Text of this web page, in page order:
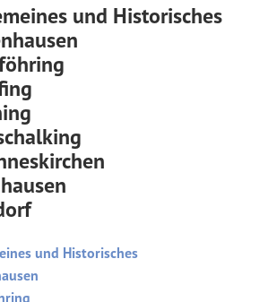
und Historisches
und Historisches